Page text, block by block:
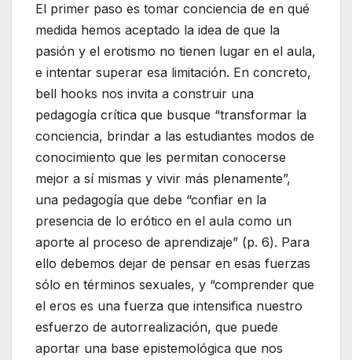
El primer paso es tomar conciencia de en qué
medida hemos aceptado la idea de que la
pasión y el erotismo no tienen lugar en el aula,
e intentar superar esa limitación. En concreto,
bell hooks nos invita a construir una
pedagogía crítica que busque “transformar la
conciencia, brindar a las estudiantes modos de
conocimiento que les permitan conocerse
mejor a sí mismas y vivir más plenamente”,
una pedagogía que debe “confiar en la
presencia de lo erótico en el aula como un
aporte al proceso de aprendizaje” (p. 6). Para
ello debemos dejar de pensar en esas fuerzas
sólo en términos sexuales, y “comprender que
el eros es una fuerza que intensifica nuestro
esfuerzo de autorrealización, que puede
aportar una base epistemológica que nos